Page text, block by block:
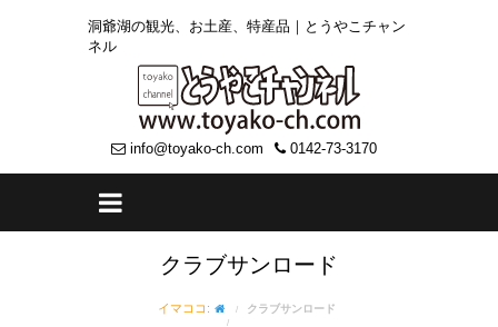
洞爺湖の観光、お土産、特産品｜とうやこチャン
ネル
info@toyako-ch.com 0142-73-3170
クラブサンロード
イマココ: クラブサンロード